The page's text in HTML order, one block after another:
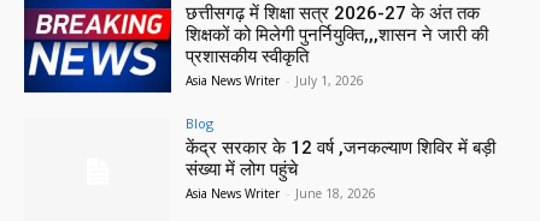
छत्तीसगढ़ में शिक्षा सत्र 2026-27 के अंत तक
शिक्षकों को मिलेगी पुनर्नियुक्ति,,,शासन ने जारी की
प्रशासकीय स्वीकृति
Asia News Writer - July 1, 2026
Blog
केंद्र सरकार के 12 वर्ष ,जनकल्याण शिविर में बड़ी
संख्या में लोग पहुंचे
Asia News Writer - June 18, 2026